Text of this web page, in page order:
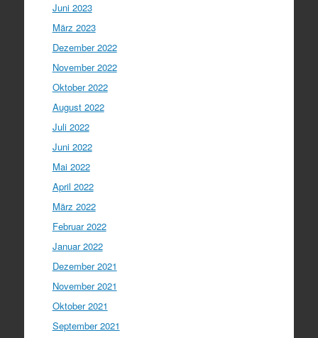
Juni 2023
März 2023
Dezember 2022
November 2022
Oktober 2022
August 2022
Juli 2022
Juni 2022
Mai 2022
April 2022
März 2022
Februar 2022
Januar 2022
Dezember 2021
November 2021
Oktober 2021
September 2021